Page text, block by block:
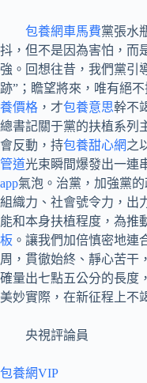
包養網車馬費黨張水
抖，但不是因為害怕，而
強。回想往昔，我們黨引
跡”；瞻望將來，唯有絕
養價格 ，才包養意思幹不
總書記關于黨的扶植系列
會反動，持包養甜心網之
管道光束瞬間爆發出一連
app氣泡。治黨，加強黨
組織力、社會號令力，出
能和本身扶植程度，為推
板 。讓我們加倍慎密地連
周，貫徹始終、靜心苦干
確量出七點五公分的長度
美妙實際，在新征程上不
央視評論員
包養網VIP